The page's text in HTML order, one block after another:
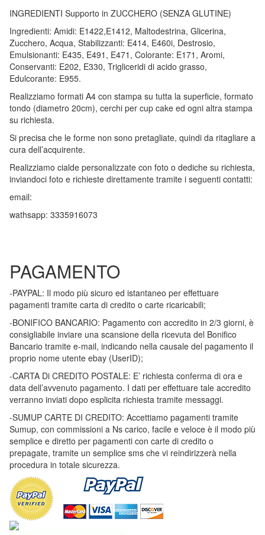
INGREDIENTI Supporto in ZUCCHERO (SENZA GLUTINE)
Ingredienti: Amidi: E1422,E1412, Maltodestrina, Glicerina,
Zucchero, Acqua, Stabilizzanti: E414, E460i, Destrosio,
Emulsionanti: E435, E491, E471, Colorante: E171, Aromi,
Conservanti: E202, E330, Trigliceridi di acido grasso,
Edulcorante: E955.
Realizziamo formati A4 con stampa su tutta la superficie, formato
tondo (diametro 20cm), cerchi per cup cake ed ogni altra stampa
su richiesta.
Si precisa che le forme non sono pretagliate, quindi da ritagliare a
cura dell’acquirente.
Realizziamo cialde personalizzate con foto o dediche su richiesta,
inviandoci foto e richieste direttamente tramite i seguenti contatti:
email:
wathsapp: 3335916073
PAGAMENTO
-PAYPAL: Il modo più sicuro ed istantaneo per effettuare
pagamenti tramite carta di credito o carte ricaricabili;
-BONIFICO BANCARIO: Pagamento con accredito in 2/3 giorni, è
consigliabile inviare una scansione della ricevuta del Bonifico
Bancario tramite e-mail, indicando nella causale del pagamento il
proprio nome utente ebay (UserID);
-CARTA Di CREDITO POSTALE: E’ richiesta conferma di ora e
data dell’avvenuto pagamento. I dati per effettuare tale accredito
verranno inviati dopo esplicita richiesta tramite messaggi.
-SUMUP CARTE DI CREDITO: Accettiamo pagamenti tramite
Sumup, con commissioni a Ns carico, facile e veloce è il modo più
semplice e diretto per pagamenti con carte di credito o
prepagate, tramite un semplice sms che vi reindirizzerà nella
procedura in totale sicurezza.